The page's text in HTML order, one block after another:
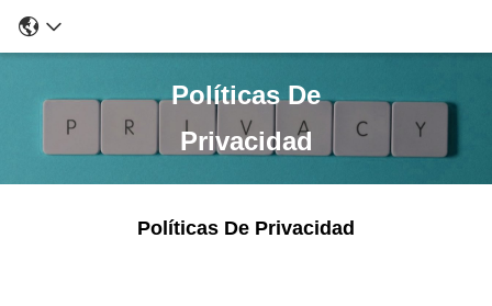
Políticas De
Privacidad
Políticas De Privacidad